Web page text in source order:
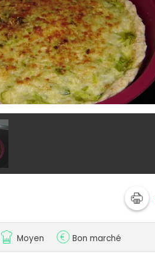
Moyen Bon marché